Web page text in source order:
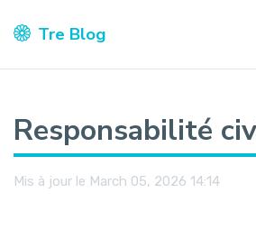
Tre Blog
Responsabilité
Mis à jour le March 05, 2026 14:14